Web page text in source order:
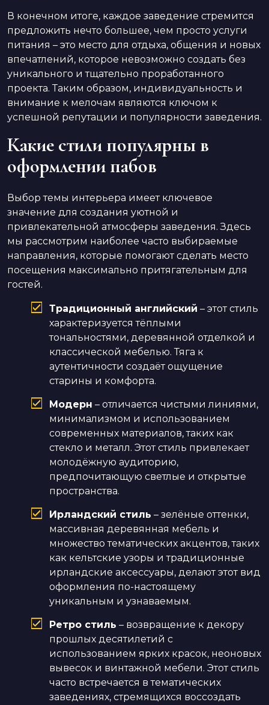
В конечном итоге, каждое заведение стремится
предложить нечто большее, чем просто услуги
питания – это место для отдыха, общения и новых
впечатлений, которое невозможно создать без
уникального и тщательно проработанного
проекта. Таким образом, индивидуальность и
внимание к мелочам являются ключом к
успешной репутации и популярности заведения.
Какие стили популярны в
оформлении пабов
Выбор темы интерьера имеет ключевое
значение для создания уютной и
привлекательной атмосферы заведения. Здесь
мы рассмотрим наиболее часто выбираемые
направления, которые помогают сделать место
посещения максимально притягательным для
гостей.
Традиционный английский – этот стиль
характеризуется тёплыми
тональностями, деревянной отделкой и
классической мебелью. Тяга к
аутентичности создаёт ощущение
старины и комфорта.
Модерн – отличается чистыми линиями,
минимализмом и использованием
современных материалов, таких как
стекло и металл. Этот стиль привлекает
молодёжную аудиторию,
предпочитающую светлые и открытые
пространства.
Ирландский стиль – зелёные оттенки,
массивная деревянная мебель и
множество тематических акцентов, таких
как кельтские узоры и традиционные
ирландские аксессуары, делают этот вид
оформления по-настоящему
уникальным и узнаваемым.
Ретро стиль – возвращение к декору
прошлых десятилетий с
использованием ярких красок, неоновых
вывесок и винтажной мебели. Этот стиль
часто встречается в тематических
заведениях, стремящихся воссоздать